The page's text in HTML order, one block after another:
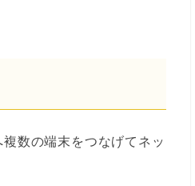
数の端末をつなげてネッ